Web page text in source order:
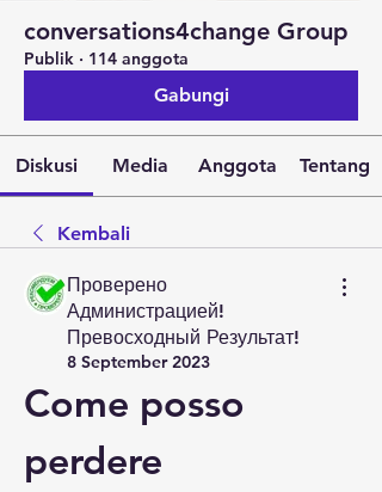
conversations4change Group
Publik · 114 anggota
Gabungi
Diskusi Media Anggota Tentang
Kembali
Проверено
Администрацией!
Превосходный Результат!
8 September 2023
Come posso
perdere